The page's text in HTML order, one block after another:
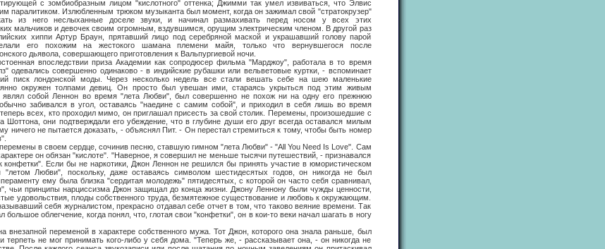
с зомбиобразным лицом "кислотного" оттенка; Джимми так умел извиваться, что Элвис
паралитиком. Излюбленным трюком музыканта был момент, когда он зажимал свой "стратокрузер"
из него неслыханные доселе звуки, и начинал размахивать перед носом у всех этих
мальчиков и девочек своим огромным, вздувшимся, орущим электрическим членом. В другой раз
хиппи Артур Браун, прятавший лицо под серебряной маской и украшавший голову парой
его похожим на жестокого шамана племени майя, только что вернувшегося после
дьявола, совершающего приготовления к Вальпургиевой ночи.
впоследствии приза Академии как сопродюсер фильма "Марджоу", работала в то время
одевались совершенно одинаково - в индийские рубашки или вельветовые куртки, - вспоминает
писк лондонской моды. Через несколько недель все стали вешать себе на шею маленькие
окружен толпами девиц. Он просто был увешан ими, стараясь укрыться под этим живым
являл собой Леннон во время "лета Любви", был совершенно не похож ни на одну его прежнюю
забивался в угол, оставаясь "наедине с самим собой", и приходил в себя лишь во время
всех, кто проходил мимо, он приглашал присесть за свой столик. Перемены, произошедшие с
Шоттона, они подтверждали его убеждение, что в глубине души его друг всегда оставался милым
ничего не пытается доказать, - объяснял Пит. - Он перестал стремиться к тому, чтобы быть номер
в своем сердце, сочинив песню, ставшую гимном "лета Любви" - "Аll You Need Is Love". Сам
он обязан "кислоте". "Наверное, я совершил не меньше тысячи путешествий, - признавался
конфетки". Если бы не наркотики, Джон Леннон не решился бы принять участие в юмористическом
"летом Любви", поскольку, даже оставаясь символом шестидесятых годов, он никогда не был
ему была близка "сердитая молодежь" пятидесятых, с которой он часто себя сравнивал,
чьи принципы нарциссизма Джон защищал до конца жизни. Джону Леннону были чужды ценности,
удовольствия, плоды собственного труда, безмятежное существование и любовь к окружающим.
себя журналистом, прекрасно отдавал себе отчет в том, что таково веяние времени. Так
большое облегчение, когда понял, что, глотая свои "конфетки", он в кои-то веки начал шагать в ногу
переменой в характере собственного мужа. Тот Джон, которого она знала раньше, был
не мог принимать кого-либо у себя дома. "Теперь же, - рассказывает она, - он никогда не